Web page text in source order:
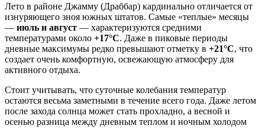
Лето в районе Джамму (Драббар) кардинально отличается от
изнуряющего зноя южных штатов. Самые «теплые» месяцы
— июль и август — характеризуются средними
температурами около +17°C. Даже в пиковые периоды
дневные максимумы редко превышают отметку в +21°C, что
создает очень комфортную, освежающую атмосферу для
активного отдыха.
Стоит учитывать, что суточные колебания температур
остаются весьма заметными в течение всего года. Даже летом
после захода солнца может стать прохладно, а весной и
осенью разница между дневным теплом и ночным холодом